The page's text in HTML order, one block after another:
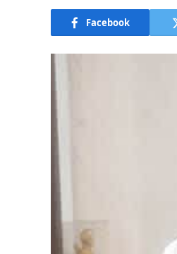
Facebook